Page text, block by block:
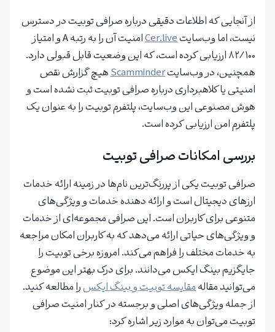
از آنجایی که اطلاعات دقیقی درباره صرافی توبیت در دسترس
نیست، اما وب‌سایتCer.live
امنیت آن را به رتبه A و امتیاز
۸۲/۱۰۰ ارزیابی کرده است، که این وضعیت قابل قبولی دارد.
همچنین، در وب‌سایتScamminderهیچ گزارش نقص
امنیتی یا کلاهبرداری درباره صرافی توبیت ثبت نشده است و
هوش مصنوعی این وب‌سایت، پلتفرم توبیت را به عنوان یک
پلتفرم امن ارزیابی کرده است.
بررسی امکانات صرافی توبیت
صرافی توبیت یکی از پررنگ‌ترین نام‌ها در زمینه ارائه خدمات
ارزهای دیجیتال است و ارائه دهنده خدمات و ویژگی‌های
متنوعی برای کاربران است. این صرافی مجموعه‌ای از خدمات
و ویژگی‌های حیاتی ارائه می‌دهد که به کاربران امکان مراجعه
به خدمات مختلف را فراهم می‌کند. امروزه برخی توبیت را
جایگزیم بینگ ایکس می‌دانند. برای درک بهتر این موضوع
می‌توانید مقالهمقایسه توبیت و بینگ ایکسرا مطالعه کنید.
از جمله ویژگی‌های اصلی و برجسته در کنار امنیت صرافی
توبیت می‌توان به موارد زیر اشاره کرد: